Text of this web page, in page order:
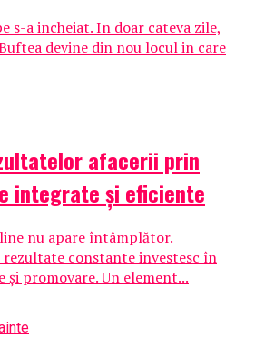
s-a incheiat. In doar cateva zile,
devine din nou locul in care
afacerii prin
integrate și eficiente
nu apare întâmplător.
constante investesc în
promovare. Un element...